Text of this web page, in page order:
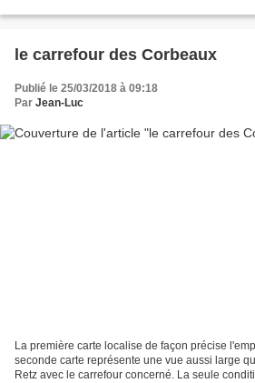
le carrefour des Corbeaux
Publié le 25/03/2018 à 09:18
Par Jean-Luc
La première carte localise de façon précise
seconde carte représente une vue aussi large
Retz avec le carrefour concerné. La seule